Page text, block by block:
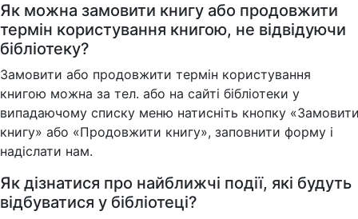
Як можна замовити книгу або продовжити
термін користування книгою, не відвідуючи
бібліотеку?
Замовити або продовжити термін користування
книгою можна за тел. або на сайті бібліотеки у
випадаючому списку меню натисніть кнопку
книгу» або «Продовжити книгу», заповнити форму і
надіслати нам.
Як дізнатися про найближчі події, які будуть
відбуватися у бібліотеці?